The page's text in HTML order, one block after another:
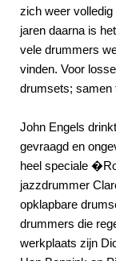
zich weer
jaren daarna is
vele drummers
vinden. Voor
drumsets; samen
John Engels
gevraagd en
heel speciale
jazzdrummer
opklapbare
drummers die
werkplaats zijn